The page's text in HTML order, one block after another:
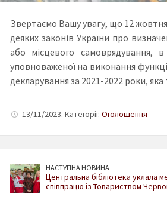
Звертаємо Вашу увагу, що 12 жовтня
деяких законів України про
або місцевого самоврядування,
уповноваженої на виконання
декларування за 2021-2022 роки,
13/11/2023. Категорії: Оголошення
НАСТУПНА НОВИНА
Центральна бібліотека уклала
співпрацю із Товариством